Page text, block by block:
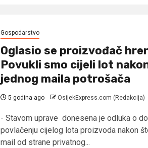
Gospodarstvo
Oglasio se proizvođač
Povukli smo cijeli lot
jednog maila potrošača
5 godina ago OsijekExpress.com (Redakcija)
- Stavom uprave donesena je odluka o
povlačenju cijelog lota proizvoda nakon
mail od strane privatnog...